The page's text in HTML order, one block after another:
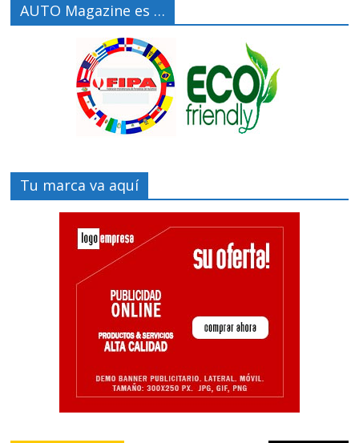
AUTO Magazine es …
Tu marca va aquí